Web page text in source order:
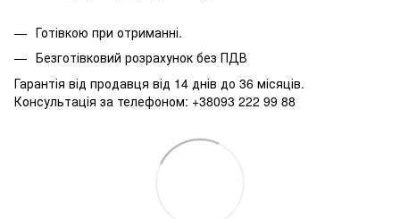
Готівкою при отриманні.
Безготівковий розрахунок без ПДВ
Гарантія від продавця від 14 днів до 36 місяців.
Консультація за телефоном: +38093 222 99 88